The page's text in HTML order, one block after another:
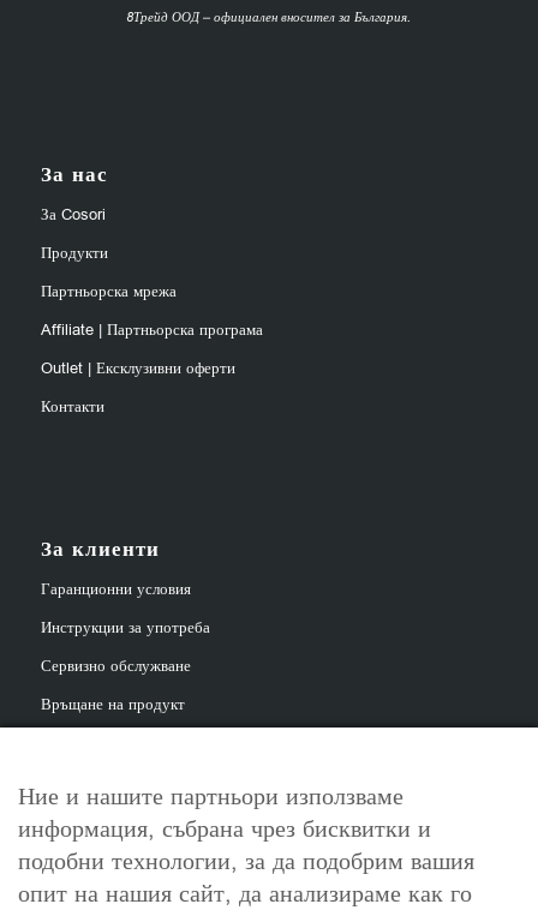
8Трейд ООД – официален вносител за България.
За нас
За Cosori
Продукти
Партньорска мрежа
Affiliate | Партньорска програма
Outlet | Ексклузивни оферти
Контакти
За клиенти
Гаранционни условия
Инструкции за употреба
Сервизно обслужване
Връщане на продукт
За контакт
info@cosori.bg
Ние и нашите партньори използваме
информация, събрана чрез бисквитки и
подобни технологии, за да подобрим вашия
опит на нашия сайт, да анализираме как го